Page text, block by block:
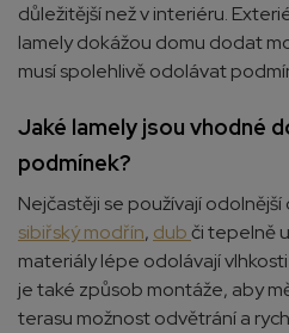
důležitější než v interiéru.
lamely dokážou domu dodat
musí spolehlivě odolávat
Jaké lamely jsou vhodné
podmínek?
Nejčastěji se používají
sibiřský modřín, dubči tepelně
materiály lépe odolávají
je také způsob montáže, aby
terasu možnost odvětrání a